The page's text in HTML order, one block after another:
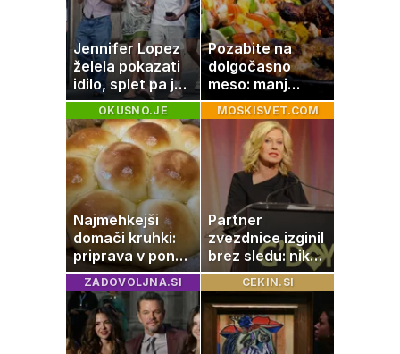
Jennifer Lopez
želela pokazati
idilo, splet pa je
razburila ena
stvar
Pozabite na
dolgočasno
meso: manj
maščobe, več
svežine
OKUSNO.JE
Najmehkejši
domači kruhki:
priprava v ponvi
je trik za popoln
rezultat
MOSKISVET.COM
Partner
zvezdnice izginil
brez sledu: nikoli
ga niso našli,
nato je prišla še
ena tragedija
ZADOVOLJNA.SI CEKIN.SI